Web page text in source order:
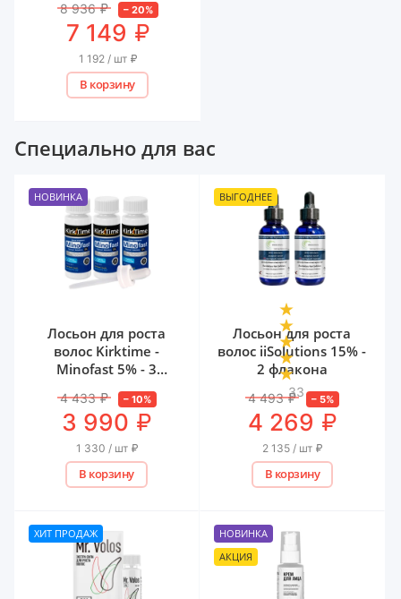
8 936 ₽ – 20%
7 149 ₽
1 192 / шт ₽
В корзину
Специально для вас
НОВИНКА
Лосьон для роста
волос Kirktime -
Minofast 5% - 3
4 433 ₽ – 10%
3 990 ₽
1 330 / шт ₽
В корзину
ВЫГОДНЕЕ
33
Лосьон для роста
волос iiSolutions 15% -
2 флакона
4 493 ₽ – 5%
4 269 ₽
2 135 / шт ₽
В корзину
ХИТ ПРОДАЖ
НОВИНКА
АКЦИЯ